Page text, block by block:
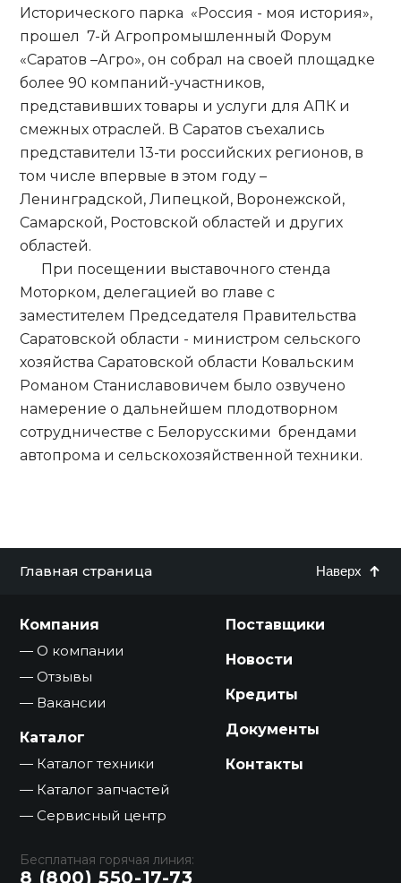
Исторического парка «Россия - моя история»,
прошел 7-й Агропромышленный Форум
«Саратов –Агро», он собрал на своей площадке
более 90 компаний-участников,
представивших товары и услуги для АПК и
смежных отраслей. В Саратов съехались
представители 13-ти российских регионов, в
том числе впервые в этом году –
Ленинградской, Липецкой, Воронежской,
Самарской, Ростовской областей и других
областей.
При посещении выставочного стенда
Моторком, делегацией во главе с
заместителем Председателя Правительства
Саратовской области - министром сельского
хозяйства Саратовской области Ковальским
Романом Станиславовичем было озвучено
намерение о дальнейшем плодотворном
сотрудничестве с Белорусскими брендами
автопрома и сельскохозяйственной техники.
Главная страница Наверх
Компания
О компании
Отзывы
Вакансии
Каталог
Каталог техники
Каталог запчастей
Сервисный центр
Поставщики
Новости
Кредиты
Документы
Контакты
Бесплатная горячая линия:
8 (800) 550-17-73